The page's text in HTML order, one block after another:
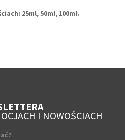
25ml, 50ml, 100ml.
I NOWOŚCIACH